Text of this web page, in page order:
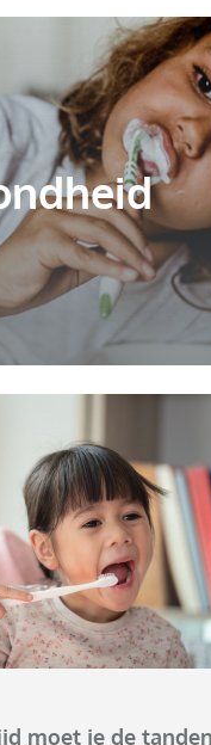
moet je de tanden